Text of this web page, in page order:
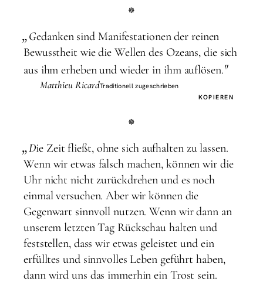
„Gedanken sind Manifestationen der reinen
Bewusstheit wie die Wellen des Ozeans, die sich
aus ihm erheben und wieder in ihm auflösen."
Matthieu RicardTraditionell zugeschrieben
KOPIEREN
„Die Zeit fließt, ohne sich aufhalten zu lassen.
Wenn wir etwas falsch machen, können wir die
Uhr nicht nicht zurückdrehen und es noch
einmal versuchen. Aber wir können die
Gegenwart sinnvoll nutzen. Wenn wir dann an
unserem letzten Tag Rückschau halten und
feststellen, dass wir etwas geleistet und ein
erfülltes und sinnvolles Leben geführt haben,
dann wird uns das immerhin ein Trost sein.